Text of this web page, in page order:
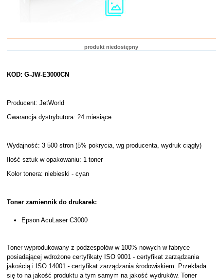
produkt niedostępny
KOD: G-JW-E3000CN
Producent: JetWorld
Gwarancja dystrybutora: 24 miesiące
Wydajność: 3 500 stron (5% pokrycia, wg producenta, wydruk ciągły)
Ilość sztuk w opakowaniu: 1 toner
Kolor tonera: niebieski - cyan
Toner zamiennik do drukarek:
Epson AcuLaser C3000
Toner wyprodukowany z podzespołów w 100% nowych w fabryce
posiadającej wdrożone certyfikaty ISO 9001 - certyfikat zarządzania
jakością i ISO 14001 - certyfikat zarządzania środowiskiem. Przekłada
się to na jakość produktu a tym samym na jakość wydruków. Toner